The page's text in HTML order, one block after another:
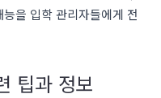
을 입학 관리자들에게 전
팁과 정보